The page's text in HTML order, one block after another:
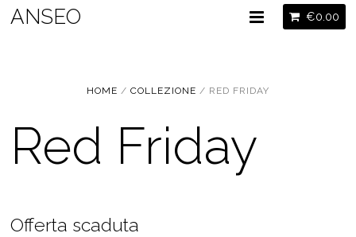
ANSEO €0.00
HOME / COLLEZIONE / RED FRIDAY
Red Friday
Offerta scaduta